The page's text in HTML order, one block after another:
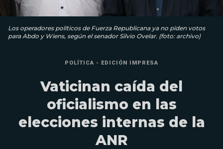
Los operadores políticos de Fuerza Republicana ya no piden votos
para Abdo y Wiens, según el senador Silvio Ovelar. (foto: archivo)
POLÍTICA - EDICIÓN IMPRESA
Vaticinan caída del
oficialismo en las
elecciones internas de la
ANR